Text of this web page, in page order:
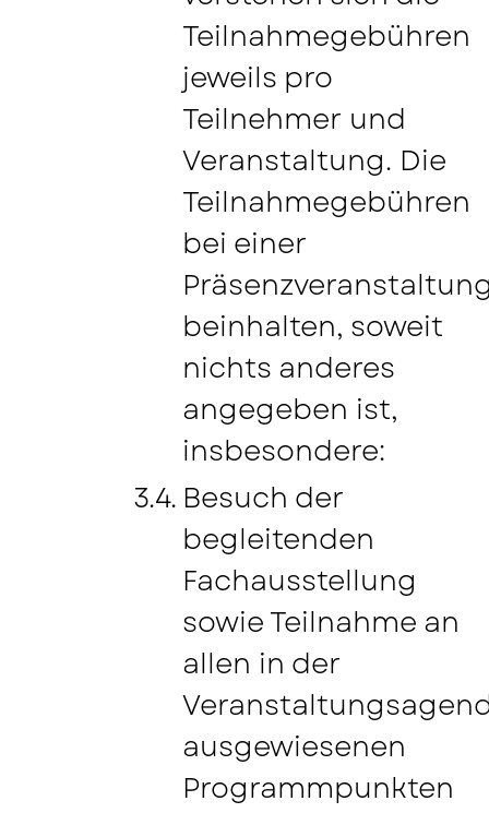
Teilnahmegebühren
jeweils pro
Teilnehmer und
Veranstaltung. Die
Teilnahmegebühren
bei einer
beinhalten, soweit
nichts anderes
angegeben ist,
insbesondere:
Besuch der
begleitenden
Fachausstellung
sowie Teilnahme an
allen in der
ausgewiesenen
Programmpunkten